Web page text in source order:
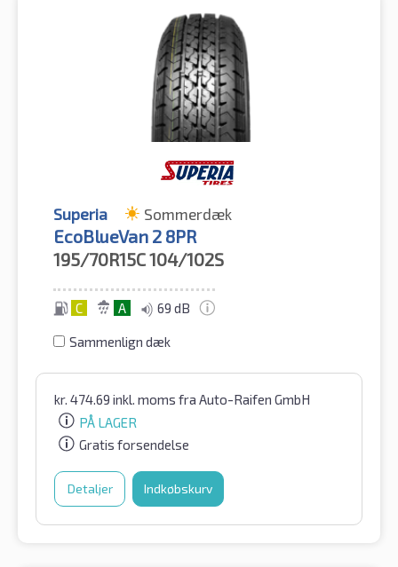
Superia Sommerdæk
EcoBlueVan 2 8PR
195/70R15C104/102S
C A 69 dB
Sammenlign dæk
kr. 474.69 inkl. moms fra Auto-Raifen GmbH
PÅ LAGER
Gratis forsendelse
Detaljer Indkøbskurv